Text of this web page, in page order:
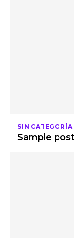
SIN CATEGORÍA
Sample